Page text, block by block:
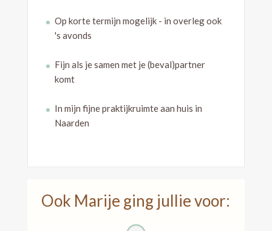
Op korte termijn mogelijk - in overleg ook
's avonds
Fijn als je samen met je (beval)partner
komt
In mijn fijne praktijkruimte aan huis in
Naarden
Ook Marije ging jullie voor: